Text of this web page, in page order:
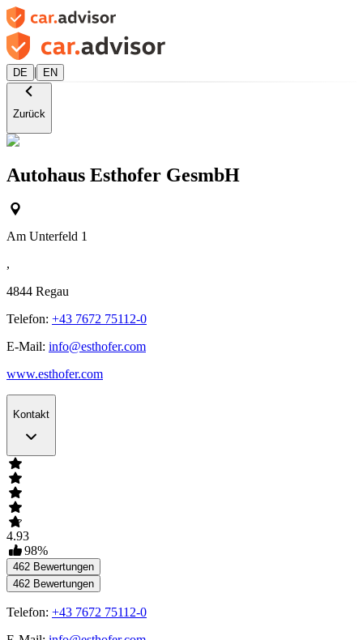
DE | EN
Zurück
Autohaus Esthofer GesmbH
Am Unterfeld 1
,
4844 Regau
Telefon: +43 7672 75112-0
E-Mail: info@esthofer.com
www.esthofer.com
Kontakt
4.93
98%
462 Bewertungen
462 Bewertungen
Telefon: +43 7672 75112-0